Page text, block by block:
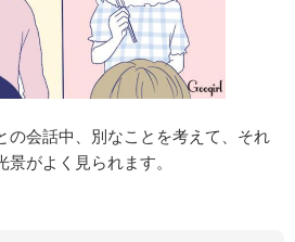
の会話中、別なことを考えて、それ
がよく見られます。